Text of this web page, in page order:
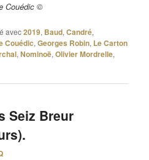
Couédic ©
avec2019, Baud,Candré,
Couédic,Georges Robin, Le Carton
,Nominoë,Olivier Mordrelle,
Seiz Breur